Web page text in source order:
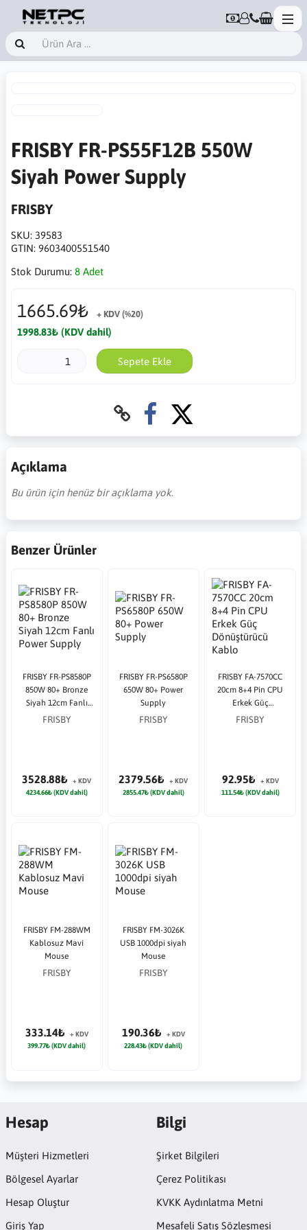
FRISBY FR-PS55F12B 550W
Siyah Power Supply
FRISBY
SKU: 39583
GTIN: 9603400551540
Stok Durumu: 8 Adet
1665.69₺ + KDV (%20)
1998.83₺ (KDV dahil)
Sepete Ekle
Açıklama
Bu ürün için henüz bir açıklama yok.
Benzer Ürünler
FRISBY FR-PS8580P
850W 80+ Bronze
Siyah 12cm Fanlı
Power Supply
FRISBY
3528.88₺
+ KDV
4234.66₺ (KDV dahil)
FRISBY FR-PS6580P
650W 80+ Power
Supply
FRISBY
2379.56₺
+ KDV
2855.47₺ (KDV dahil)
FRISBY FA-7570CC
20cm 8+4 Pin CPU
Erkek Güç
Dönüştürücü Kablo
FRISBY
92.95₺
+ KDV
111.54₺ (KDV dahil)
FRISBY FM-288WM
Kablosuz Mavi
Mouse
FRISBY
333.14₺
+ KDV
399.77₺ (KDV dahil)
FRISBY FM-3026K
USB 1000dpi siyah
Mouse
FRISBY
190.36₺
+ KDV
228.43₺ (KDV dahil)
Hesap
Müşteri Hizmetleri
Bölgesel Ayarlar
Hesap Oluştur
Giriş Yap
Bilgi
Şirket Bilgileri
Çerez Politikası
KVKK Aydınlatma Metni
Mesafeli Satış Sözleşmesi